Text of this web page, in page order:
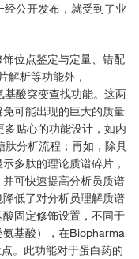
公开发布，就受到了业
位点鉴定与定量、错配
解析等功能外，
酸突变查找功能。这两
可能出现的巨大的质量
贴心的功能设计，如内
肽分析流程；再如，除具
多肽的理论质谱碎片，
可快速提高分析员质谱
低了对分析员理解质谱
固定修饰设置，不同于
基酸），在Biopharma
。此功能对于蛋白药的